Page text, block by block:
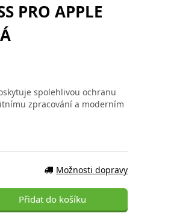
PRO APPLE
spolehlivou ochranu
zpracování a moderním
Možnosti dopravy
Přidat do košíku